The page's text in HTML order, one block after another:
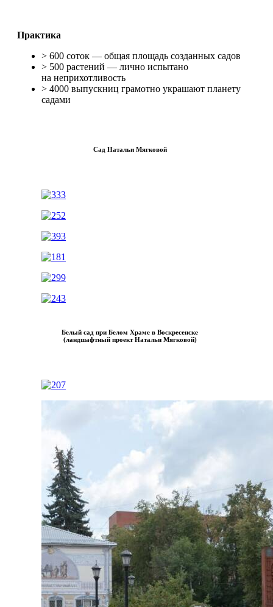
Практика
> 600 соток — общая площадь созданных садов
> 500 растений — лично испытано
на неприхотливость
> 4000 выпускниц грамотно украшают планету
садами
Сад Натальи Мягковой
Белый сад при Белом Храме в Воскресенске
(ландшафтный проект Натальи Мягковой)